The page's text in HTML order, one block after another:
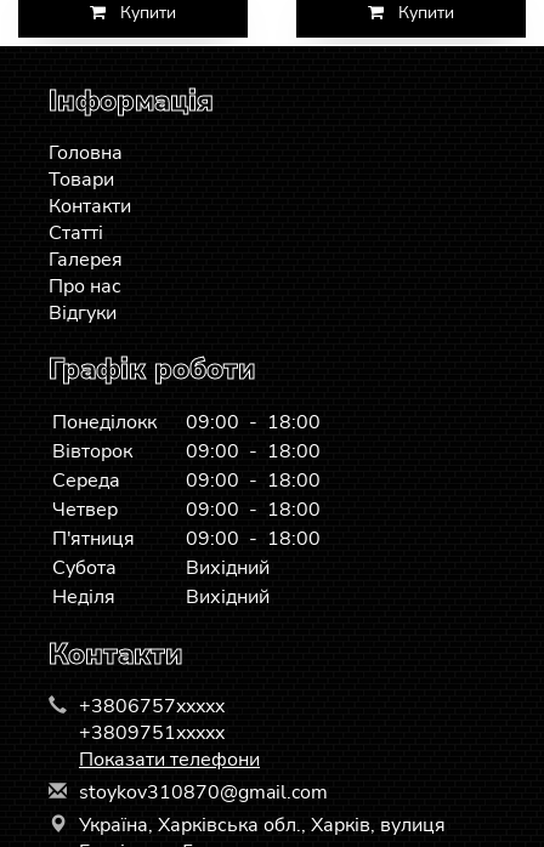
Купити Купити
Інформація
Головна
Товари
Контакти
Статті
Галерея
Про нас
Відгуки
Графік роботи
Понеділокк
09:00 - 18:00
Вівторок
09:00 - 18:00
Середа
09:00 - 18:00
Четвер
09:00 - 18:00
П'ятниця
09:00 - 18:00
Субота
Вихідний
Неділя
Вихідний
Контакти
+3806757xxxxx
+3809751xxxxx
Показати телефони
stoykov310870@gmail.com
Україна, Харківська обл., Харків, вулиця